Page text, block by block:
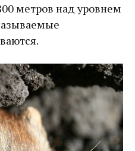
метров над уровнем